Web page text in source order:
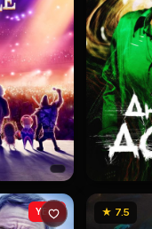
YENİ ★ 7.5